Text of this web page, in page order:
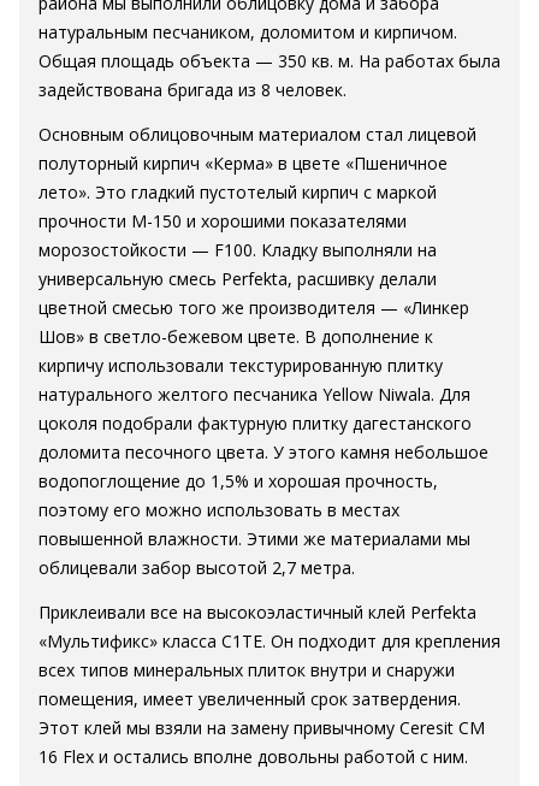
натуральным песчаником, доломитом и кирпичом.
Общая площадь объекта — 350 кв. м. На работах была
задействована бригада из 8 человек.
Основным облицовочным материалом стал лицевой
полуторный кирпич «Керма» в цвете «Пшеничное
лето». Это гладкий пустотелый кирпич с маркой
прочности М-150 и хорошими показателями
морозостойкости — F100. Кладку выполняли на
универсальную смесь Perfekta, расшивку делали
цветной смесью того же производителя — «Линкер
Шов» в светло-бежевом цвете. В дополнение к
кирпичу использовали текстурированную плитку
натурального желтого песчаника Yellow Niwala. Для
цоколя подобрали фактурную плитку дагестанского
доломита песочного цвета. У этого камня небольшое
водопоглощение до 1,5% и хорошая прочность,
поэтому его можно использовать в местах
повышенной влажности. Этими же материалами мы
облицевали забор высотой 2,7 метра.
Приклеивали все на высокоэластичный клей Perfekta
«Мультификс» класса C1ТЕ. Он подходит для крепления
всех типов минеральных плиток внутри и снаружи
помещения, имеет увеличенный срок затвердения.
Этот клей мы взяли на замену привычному Ceresit СМ
16 Flex и остались вполне довольны работой с ним.